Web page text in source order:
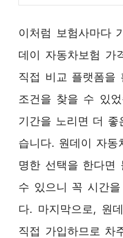
이처럼 보험사마다
데이 자동차보험 가
직접 비교 플랫폼을
조건을 찾을 수 있
기간을 노리면 더
습니다. 원데이 자동
명한 선택을 한다면
수 있으니 꼭 시간
다. 마지막으로, 원
직접 가입하므로 차